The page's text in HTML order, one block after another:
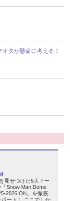
タが懸命に考える！
見せつけた5大ドー
「Snow Man Dome
2026 ON」を徹底
ポート！ ここでしか